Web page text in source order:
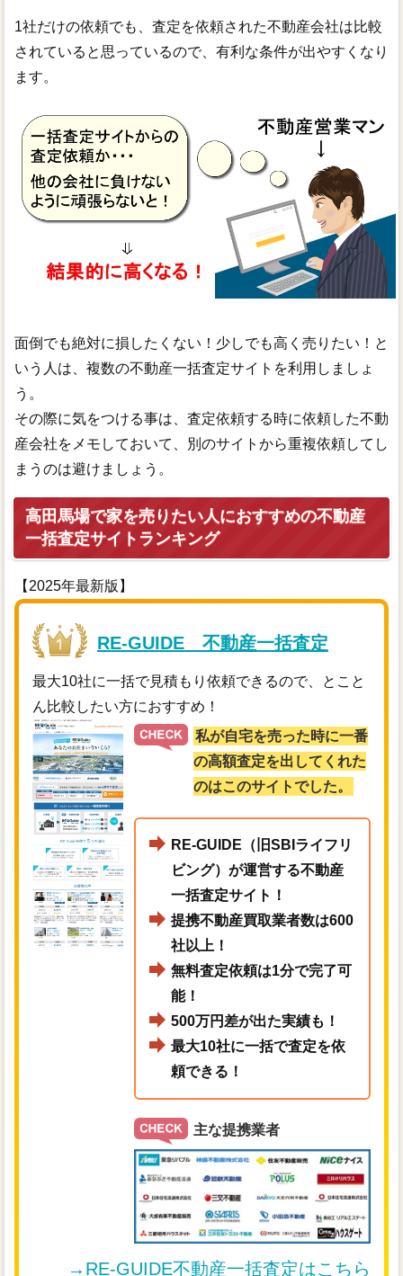
1社だけの依頼でも、査定を依頼された不動産会社は比較
されていると思っているので、有利な条件が出やすくなり
ます。
面倒でも絶対に損したくない！少しでも高く売りたい！と
いう人は、複数の不動産一括査定サイトを利用しましょ
う。
その際に気をつける事は、査定依頼する時に依頼した不動
産会社をメモしておいて、別のサイトから重複依頼してし
まうのは避けましょう。
高田馬場で家を売りたい人におすすめの不動産
一括査定サイトランキング
【2025年最新版】
RE-GUIDE 不動産一括査定
最大10社に一括で見積もり依頼できるので、とこと
ん比較したい方におすすめ！
私が自宅を売った時に一番
の高額査定を出してくれた
のはこのサイトでした。
RE-GUIDE（旧SBIライフリ
ビング）が運営する不動産
一括査定サイト！
提携不動産買取業者数は600
社以上！
無料査定依頼は1分で完了可
能！
500万円差が出た実績も！
最大10社に一括で査定を依
頼できる！
主な提携業者
→RE-GUIDE不動産一括査定はこちら